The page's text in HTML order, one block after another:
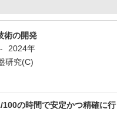
術の開発
-
2024年
研究(C)
の時間で安定かつ精確に